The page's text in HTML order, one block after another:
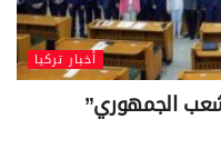
أخبار تركيا